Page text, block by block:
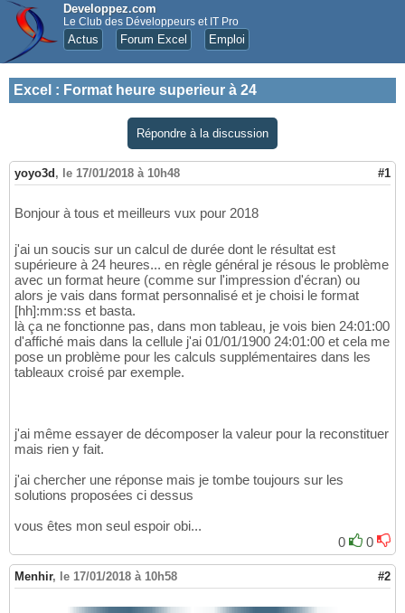
Developpez.com
Le Club des Développeurs et IT Pro
Actus Forum Excel Emploi
Excel : Format heure superieur à 24
Répondre à la discussion
yoyo3d , le 17/01/2018 à 10h48 #1
Bonjour à tous et meilleurs vux pour 2018
j'ai un soucis sur un calcul de durée dont le résultat est
supérieure à 24 heures... en règle général je résous le problème
avec un format heure (comme sur l'impression d'écran) ou
alors je vais dans format personnalisé et je choisi le format
[hh]:mm:ss et basta.
là ça ne fonctionne pas, dans mon tableau, je vois bien 24:01:00
d'affiché mais dans la cellule j'ai 01/01/1900 24:01:00 et cela me
pose un problème pour les calculs supplémentaires dans les
tableaux croisé par exemple.
j'ai même essayer de décomposer la valeur pour la reconstituer
mais rien y fait.
j'ai chercher une réponse mais je tombe toujours sur les
solutions proposées ci dessus
vous êtes mon seul espoir obi...
0
0
Menhir, le 17/01/2018 à 10h58 #2